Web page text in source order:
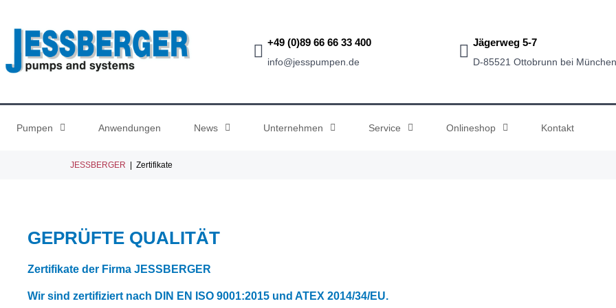
+49 (0)89 66 66 33 400
info@jesspumpen.de
Jägerweg 5-7
D-85521 Ottobrunn bei
Pumpen Anwendungen News Unternehmen Service Onlineshop Kontakt
JESSBERGER Zertifikate
GEPRÜFTE QUALITÄT
Zertifikate der Firma JESSBERGER
Wir sind zertifiziert nach DIN EN ISO 9001:2015 und ATEX 2014/34/EU.